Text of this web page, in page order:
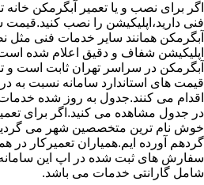
اگر برای نصب و یا تعمیر آبگرمکن
فنی دارید،اپلیکیشن را نصب
آبگرمکن همانند سایر خدمات فنی مثل
اپلیکیشن شفاف و دقیق اعلام شده
آبگرمکن در سراسر تهران ثابت است و
قیمت های استاندارد سامانه نسبت به
اقدام می کنند.جدول به روز شده
در جدول مشاهده می کنید.اگر برای
خوش نام ترین متخصصین شهر می
گردهم آورده ایم.همیاران تعمیرکار در
سفارش های ثبت شده در اپ این
شامل گارانتی خدمات می باشد.